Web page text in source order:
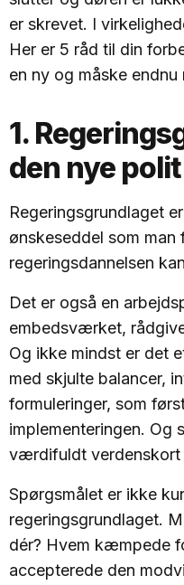
er skrevet. I
Her er 5 råd til din
en ny og måske
1.
den nye
Regeringsgrundlaget
ønskeseddel som man
regeringsdannelsen
Det er også en
embedsværket,
Og ikke mindst er det
med skjulte balancer,
formuleringer, som
implementeringen. Og
værdifuldt verdenskort
Spørgsmålet er ikke
regeringsgrundlaget.
dér? Hvem kæmpede
accepterede den